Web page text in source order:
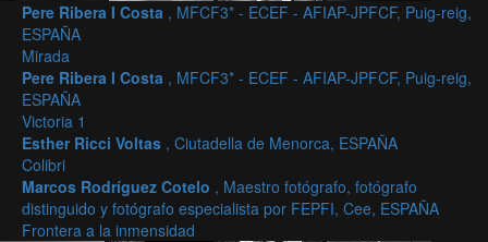
Pere Ribera I Costa , MFCF3* - ECEF - AFIAP-JPFCF, Puig-reig,
ESPAÑA
Mirada
Pere Ribera I Costa , MFCF3* - ECEF - AFIAP-JPFCF, Puig-reig,
ESPAÑA
Victoria 1
Esther Ricci Voltas , Ciutadella de Menorca, ESPAÑA
Colibri
Marcos Rodríguez Cotelo , Maestro fotógrafo, fotógrafo
distinguido y fotógrafo especialista por FEPFI, Cee, ESPAÑA
Frontera a la inmensidad